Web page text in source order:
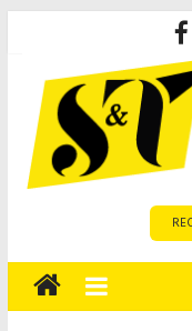
content
Tourisme
est